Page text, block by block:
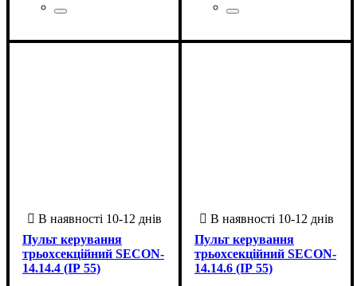
Пульт керування
трьохсекційний SECON-
14.14.4 (ІР 55)
Пульт керування
трьохсекційний SECON-
14.14.6 (ІР 55)